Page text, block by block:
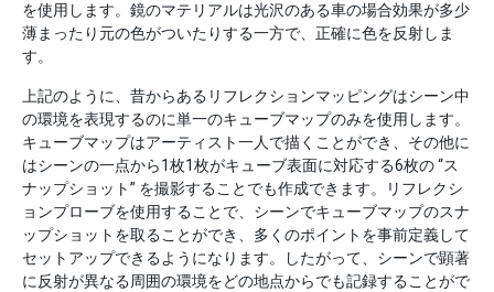
を使用します。鏡のマテリアルは光沢のある車の場合効果が多少
薄まったり元の色がついたりする一方で、正確に色を反射しま
す。
上記のように、昔からあるリフレクションマッピングはシーン中
の環境を表現するのに単一のキューブマップのみを使用します。
キューブマップはアーティスト一人で描くことができ、その他に
はシーンの一点から1枚1枚がキューブ表面に対応する6枚の “ス
ナップショット” を撮影することでも作成できます。リフレクシ
ョンプローブを使用することで、シーンでキューブマップのスナ
ップショットを取ることができ、多くのポイントを事前定義して
セットアップできるようになります。したがって、シーンで顕著
に反射が異なる周囲の環境をどの地点からでも記録することがで